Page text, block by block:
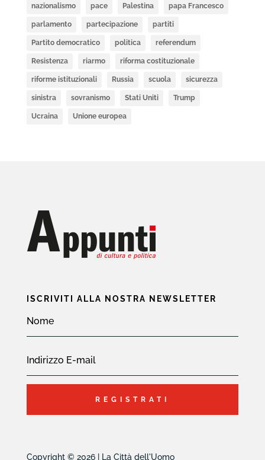
nazionalismo pace Palestina papa Francesco
parlamento partecipazione partiti
Partito democratico politica referendum
Resistenza riarmo riforma costituzionale
riforme istituzionali Russia scuola sicurezza
sinistra sovranismo Stati Uniti Trump
Ucraina Unione europea
ISCRIVITI ALLA NOSTRA NEWSLETTER
REGISTRATI
Copyright © 2026 | La Città dell'Uomo